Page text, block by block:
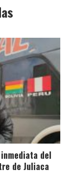
del
de Juliaca